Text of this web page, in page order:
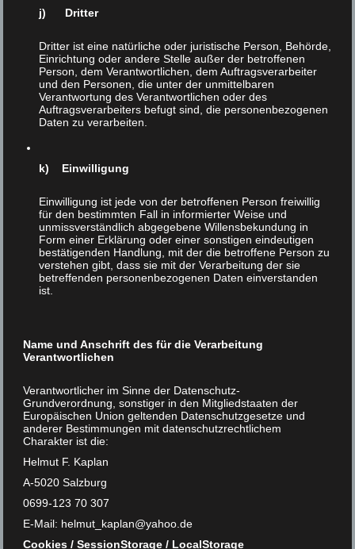
Digitale Höllenfahrt
Zum
Katastrophenpotential
j) Dritter
Dritter ist eine natürliche oder juristische Person, Behörde,
Einrichtung oder andere Stelle außer der betroffenen
Person, dem Verantwortlichen, dem Auftragsverarbeiter
und den Personen, die unter der unmittelbaren
Verantwortung des Verantwortlichen oder des
Auftragsverarbeiters befugt sind, die personenbezogenen
Daten zu verarbeiten.
k) Einwilligung
Einwilligung ist jede von der betroffenen Person freiwillig
für den bestimmten Fall in informierter Weise und
unmissverständlich abgegebene Willensbekundung in
Form einer Erklärung oder einer sonstigen eindeutigen
bestätigenden Handlung, mit der die betroffene Person zu
verstehen gibt, dass sie mit der Verarbeitung der sie
betreffenden personenbezogenen Daten einverstanden
ist.
Name und Anschrift des für die Verarbeitung
Verantwortlichen
Verantwortlicher im Sinne der Datenschutz-
Grundverordnung, sonstiger in den Mitgliedstaaten der
Europäischen Union geltenden Datenschutzgesetze und
anderer Bestimmungen mit datenschutzrechtlichem
Charakter ist die:
Helmut F. Kaplan
A-5020 Salzburg
0699-123 70 307
E-Mail: helmut_kaplan@yahoo.de
Cookies / SessionStorage / LocalStorage